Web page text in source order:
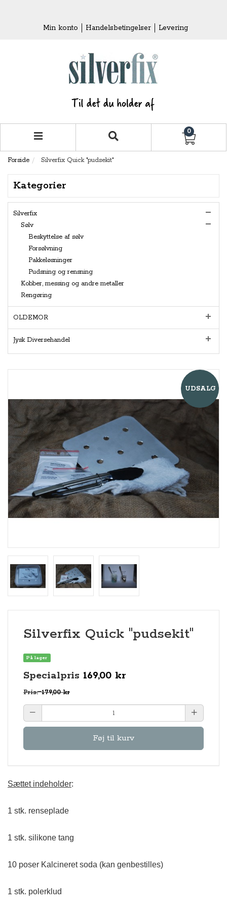
Min konto Handelsbetingelser Levering
0
Forside Silverfix Quick "pudsekit"
Kategorier
Silverfix
Sølv
Beskyttelse af sølv
Forsølvning
Pakkeløsninger
Pudsning og rensning
Kobber, messing og andre metaller
Rengøring
OLDEMOR
Jysk Diversehandel
UDSALG
Silverfix Quick "pudsekit"
På lager
Specialpris 169,00 kr
Pris: 179,00 kr
Føj til kurv
Sættet indeholder:
1 stk. renseplade
1 stk. silikone tang
10 poser Kalcineret soda (kan genbestilles)
1 stk. polerklud